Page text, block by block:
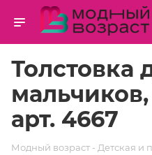
Толстовка
мальчиков,
арт. 4667
Модный возраст - Детская и